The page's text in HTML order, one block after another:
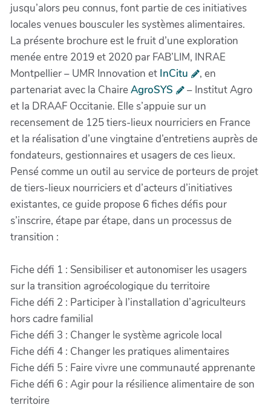
jusqu’alors peu connus, font partie de ces initiatives
locales venues bousculer les systèmes alimentaires.
La présente brochure est le fruit d’une exploration
menée entre 2019 et 2020 par FAB’LIM, INRAE
Montpellier – UMR Innovation et InCitu
, en
partenariat avec la ChaireAgroSYS
– Institut Agro
et la DRAAF Occitanie. Elle s’appuie sur un
recensement de 125 tiers-lieux nourriciers en France
et la réalisation d’une vingtaine d’entretiens auprès de
fondateurs, gestionnaires et usagers de ces lieux.
Pensé comme un outil au service de porteurs de projet
de tiers-lieux nourriciers et d’acteurs d’initiatives
existantes, ce guide propose 6 fiches défis pour
s’inscrire, étape par étape, dans un processus de
transition :
Fiche défi 1 : Sensibiliser et autonomiser les usagers
sur la transition agroécologique du territoire
Fiche défi 2 : Participer à l’installation d’agriculteurs
hors cadre familial
Fiche défi 3 : Changer le système agricole local
Fiche défi 4 : Changer les pratiques alimentaires
Fiche défi 5 : Faire vivre une communauté apprenante
Fiche défi 6 : Agir pour la résilience alimentaire de son
territoire